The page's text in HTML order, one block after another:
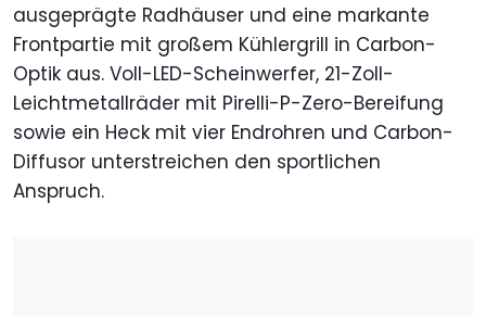
ausgeprägte Radhäuser und eine markante
Frontpartie mit großem Kühlergrill in Carbon-
Optik aus. Voll-LED-Scheinwerfer, 21-Zoll-
Leichtmetallräder mit Pirelli-P-Zero-Bereifung
sowie ein Heck mit vier Endrohren und Carbon-
Diffusor unterstreichen den sportlichen
Anspruch.